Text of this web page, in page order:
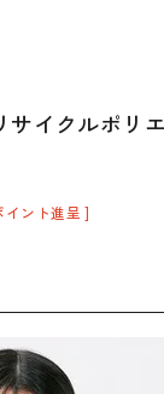
サイクルポリ
イント進呈 ]